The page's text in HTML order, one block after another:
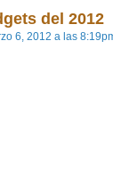
del 2012
6, 2012 a las